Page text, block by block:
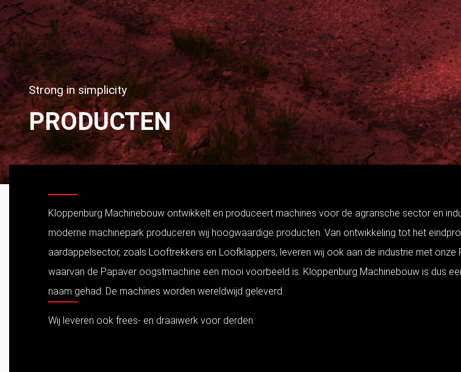
Strong in simplicity
PRODUCTEN
Kloppenburg Machinebouw ontwikkelt en produceert machines voor de agrarische sector en
moderne machinepark produceren wij hoogwaardige producten. Van ontwikkeling tot het
aardappelsector, zoals Looftrekkers en Loofklappers, leveren wij ook aan de industrie met
waarvan de Papaver oogstmachine een mooi voorbeeld is. Kloppenburg Machinebouw is dus
naam gehad. De machines worden wereldwijd geleverd.
Wij leveren ook frees- en draaiwerk voor derden.